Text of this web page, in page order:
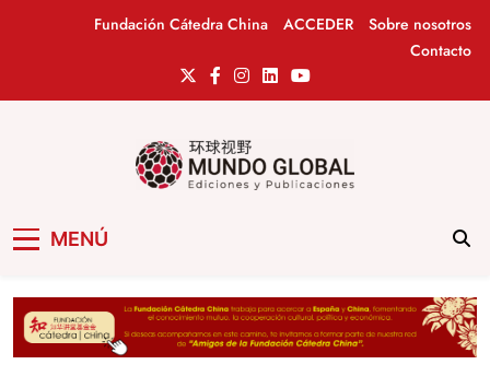
Fundación Cátedra China ACCEDER
Sobre nosotros
Contacto
MENÚ